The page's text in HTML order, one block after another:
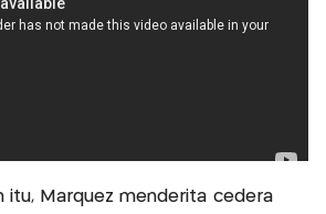
itu, Marquez menderita cedera